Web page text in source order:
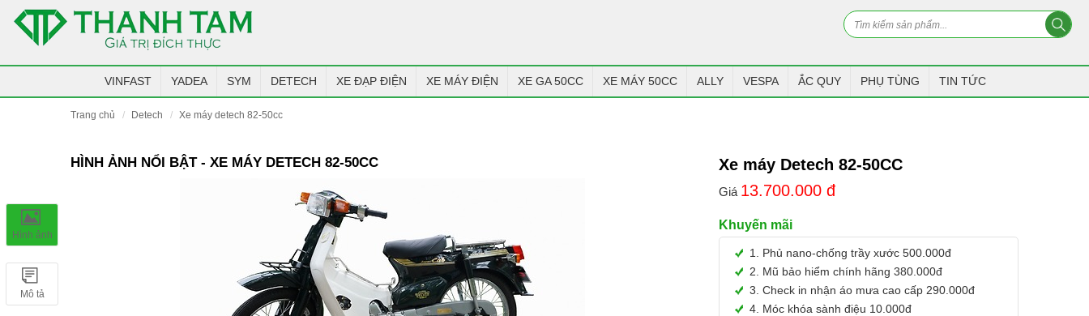
VINFAST YADEA SYM DETECH XE ĐẠP ĐIỆN XE MÁY ĐIỆN XE GA 50CC XE MÁY 50CC ALLY VESPA ẮC QUY PHỤ TÙNG TIN TỨC
Hình ảnh
Mô tả
trang chủ detech xe máy detech 82-50cc
HÌNH ẢNH NỔI BẬT - XE MÁY DETECH 82-50CC Xe máy Detech 82-50CC
Giá 13.700.000 đ
Khuyến mãi
1. Phủ nano-chống trầy xước 500.000đ
2. Mũ bảo hiểm chính hãng 380.000đ
3. Check in nhận áo mưa cao cấp 290.000đ
4. Móc khóa sành điệu 10.000đ